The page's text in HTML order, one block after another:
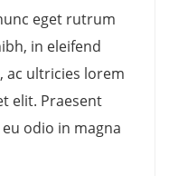
eget rutrum
in eleifend
ac ultricies lorem
elit. Praesent
odio in magna